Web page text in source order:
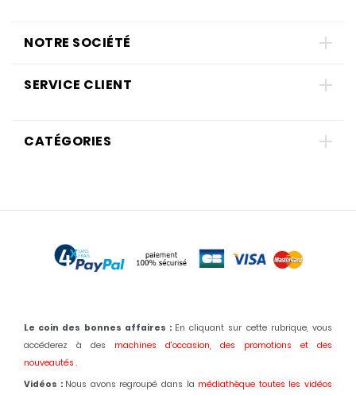
NOTRE SOCIÉTÉ
SERVICE CLIENT
CATÉGORIES
Le coin des bonnes affaires : En cliquant sur cette rubrique, vous
accéderez à des machines d'occasion, des promotions et des
nouveautés .
Vidéos : Nous avons regroupé dans la médiathèque toutes les vidéos